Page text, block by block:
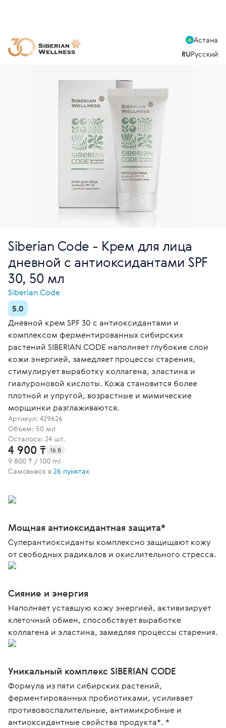
Астана
RUРусский
Siberian Code - Крем для лица
дневной с антиоксидантами SPF
30, 50 мл
Siberian Code
5.0
Дневной крем SPF 30 с антиоксидантами и
комплексом ферментированных сибирских
растений SIBERIAN CODE наполняет глубокие слои
кожи энергией, замедляет процессы старения,
стимулирует выработку коллагена, эластина и
гиалуроновой кислоты. Кожа становится более
плотной и упругой, возрастные и мимические
морщинки разглаживаются.
Артикул: 429626
Объем: 50 мл
Осталось: 24 шт.
4 900 ₸ 16 б
9 800 ₸ / 100 ml
Самовывоз в 26 пунктах
Мощная антиоксидантная защита*
Суперантиоксиданты комплексно защищают кожу
от свободных радикалов и окислительного стресса.
Сияние и энергия
Наполняет уставшую кожу энергией, активизирует
клеточный обмен, способствует выработке
коллагена и эластина, замедляя процессы старения.
Уникальный комплекс SIBERIAN CODE
Формула из пяти сибирских растений,
ферментированных пробиотиками, усиливает
противовоспалительные, антимикробные и
антиоксидантные свойства продукта*. *